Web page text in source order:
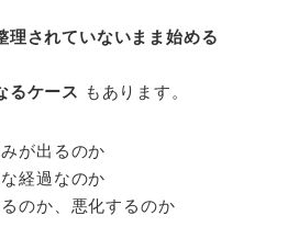
理されていないまま始める
るケース もあります。
が出るのか
経過なのか
のか、悪化するのか